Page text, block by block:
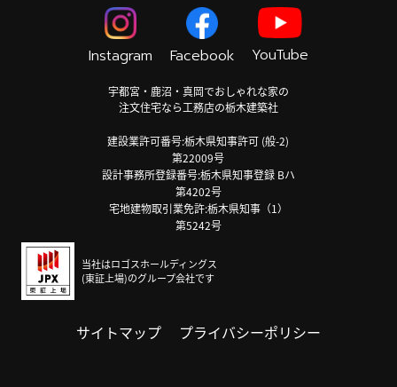
Instagram Facebook YouTube
宇都宮・鹿沼・真岡でおしゃれな家の
注文住宅なら工務店の栃木建築社
建設業許可番号:栃木県知事許可 (般-2)
第22009号
設計事務所登録番号:栃木県知事登録 Bハ
第4202号
宅地建物取引業免許:栃木県知事（1）
第5242号
当社はロゴスホールディングス
(東証上場)のグループ会社です
サイトマップ プライバシーポリシー